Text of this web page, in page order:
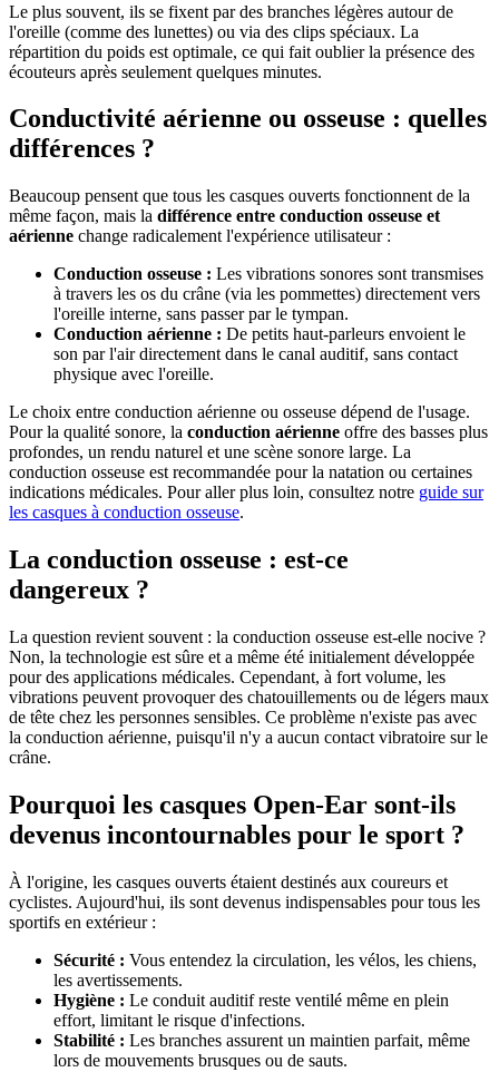
Le plus souvent, ils se fixent par des branches légères autour de
l'oreille (comme des lunettes) ou via des clips spéciaux. La
répartition du poids est optimale, ce qui fait oublier la présence des
écouteurs après seulement quelques minutes.
Conductivité aérienne ou osseuse : quelles
différences ?
Beaucoup pensent que tous les casques ouverts fonctionnent de la
même façon, mais la différence entre conduction osseuse et
aérienne change radicalement l'expérience utilisateur :
Conduction osseuse : Les vibrations sonores sont transmises
à travers les os du crâne (via les pommettes) directement vers
l'oreille interne, sans passer par le tympan.
Conduction aérienne : De petits haut-parleurs envoient le
son par l'air directement dans le canal auditif, sans contact
physique avec l'oreille.
Le choix entre conduction aérienne ou osseuse dépend de l'usage.
Pour la qualité sonore, la conduction aérienne offre des basses plus
profondes, un rendu naturel et une scène sonore large. La
conduction osseuse est recommandée pour la natation ou certaines
indications médicales. Pour aller plus loin, consultez notre guide sur
les casques à conduction osseuse.
La conduction osseuse : est-ce
dangereux ?
La question revient souvent : la conduction osseuse est-elle nocive ?
Non, la technologie est sûre et a même été initialement développée
pour des applications médicales. Cependant, à fort volume, les
vibrations peuvent provoquer des chatouillements ou de légers maux
de tête chez les personnes sensibles. Ce problème n'existe pas avec
la conduction aérienne, puisqu'il n'y a aucun contact vibratoire sur le
crâne.
Pourquoi les casques Open-Ear sont-ils
devenus incontournables pour le sport ?
À l'origine, les casques ouverts étaient destinés aux coureurs et
cyclistes. Aujourd'hui, ils sont devenus indispensables pour tous les
sportifs en extérieur :
Sécurité : Vous entendez la circulation, les vélos, les chiens,
les avertissements.
Hygiène : Le conduit auditif reste ventilé même en plein
effort, limitant le risque d'infections.
Stabilité : Les branches assurent un maintien parfait, même
lors de mouvements brusques ou de sauts.